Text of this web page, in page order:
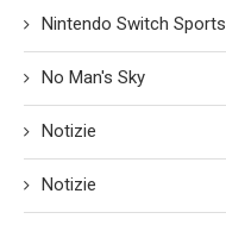
Nintendo Switch Sports
No Man's Sky
Notizie
Notizie